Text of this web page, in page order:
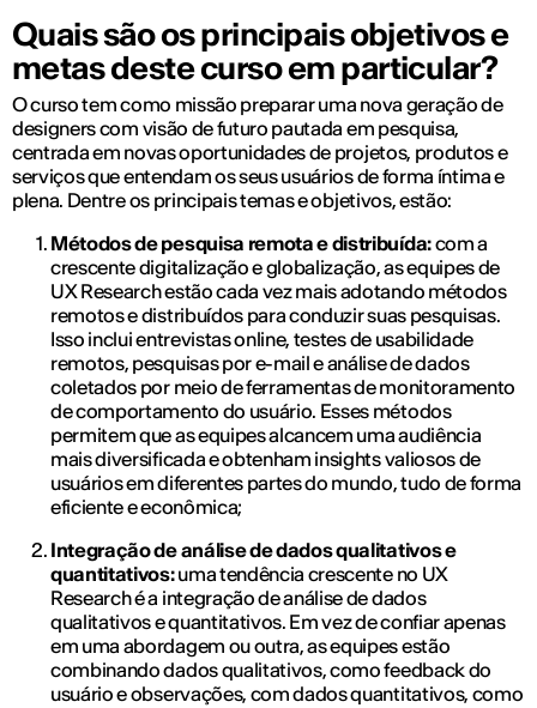
Quais são os principais objetivos e
metas deste curso em particular?
O curso tem como missão preparar uma nova geração de
designers com visão de futuro pautada em pesquisa,
centrada em novas oportunidades de projetos, produtos e
serviços que entendam os seus usuários de forma íntima e
plena. Dentre os principais temas e objetivos, estão:
Métodos de pesquisa remota e distribuída:com a
crescente digitalização e globalização, as equipes de
UX Research estão cada vez mais adotando métodos
remotos e distribuídos para conduzir suas pesquisas.
Isso inclui entrevistas online, testes de usabilidade
remotos, pesquisas por e-mail e análise de dados
coletados por meio de ferramentas de monitoramento
de comportamento do usuário. Esses métodos
permitem que as equipes alcancem uma audiência
mais diversificada e obtenham insights valiosos de
usuários em diferentes partes do mundo, tudo de forma
eficiente e econômica;
Integração de análise de dados qualitativos e
quantitativos:uma tendência crescente no UX
Research é a integração de análise de dados
qualitativos e quantitativos. Em vez de confiar apenas
em uma abordagem ou outra, as equipes estão
combinando dados qualitativos, como feedback do
usuário e observações, com dados quantitativos, como